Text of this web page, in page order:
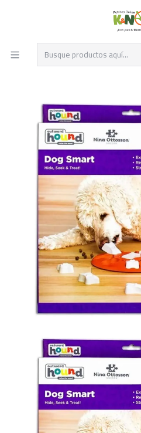
Despacho el mismo día y envío
Leer
Juguetes para Perros Nina